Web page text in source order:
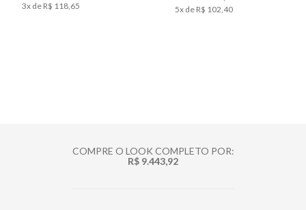
3x de R$ 118,65
5x de R$ 102,40
COMPRE O LOOK COMPLETO POR:
R$ 9.443,92